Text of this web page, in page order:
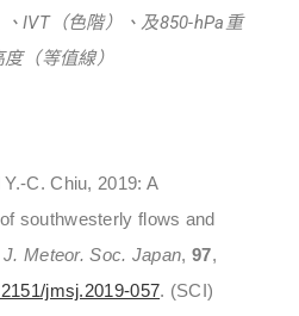
IVT（色階）、及850-hPa重
（等值線）
Y.-C. Chiu, 2019: A
southwesterly flows and
J. Meteor. Soc. Japan, 97,
jmsj.2019-057. (SCI)